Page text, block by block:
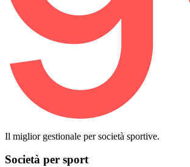
Il miglior gestionale per società sportive.
Società per sport